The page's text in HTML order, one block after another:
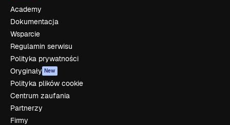
Academy
Dokumentacja
Wsparcie
Regulamin serwisu
Polityka prywatności
Oryginały New
Polityka plików cookie
Centrum zaufania
Partnerzy
Firmy